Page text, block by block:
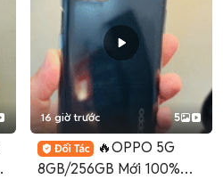
16 giờ trước 5
🔥OPPO 5G
8GB/256GB Mới 100%